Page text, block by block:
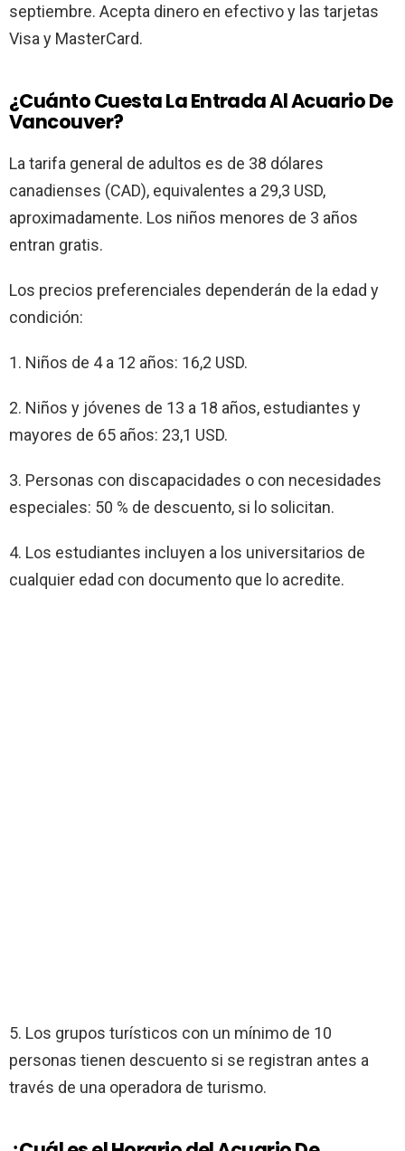
septiembre. Acepta dinero en efectivo y las tarjetas
Visa y MasterCard.
¿Cuánto Cuesta La Entrada Al Acuario De
Vancouver?
La tarifa general de adultos es de 38 dólares
canadienses (CAD), equivalentes a 29,3 USD,
aproximadamente. Los niños menores de 3 años
entran gratis.
Los precios preferenciales dependerán de la edad y
condición:
1. Niños de 4 a 12 años: 16,2 USD.
2. Niños y jóvenes de 13 a 18 años, estudiantes y
mayores de 65 años: 23,1 USD.
3. Personas con discapacidades o con necesidades
especiales: 50 % de descuento, si lo solicitan.
4. Los estudiantes incluyen a los universitarios de
cualquier edad con documento que lo acredite.
5. Los grupos turísticos con un mínimo de 10
personas tienen descuento si se registran antes a
través de una operadora de turismo.